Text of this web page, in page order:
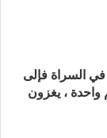
السراة فإلى
، يغزون